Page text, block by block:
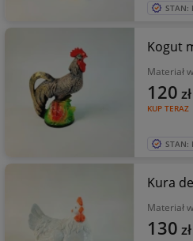
STAN:
Kogut
Materiał
KUP TERAZ
120 zł
STAN:
Kura
Materiał
130 zł